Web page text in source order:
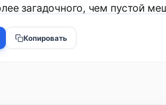
загадочного, чем пустой
Копировать